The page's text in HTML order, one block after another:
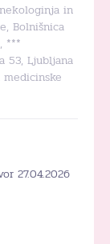
in
Bolnišnica
***
53, Ljubljana
27.04.2026